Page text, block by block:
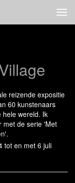
reizende expositie
60 kunstenaars
hele wereld. Ik
met de serie 'Met
tot en met 6 juli